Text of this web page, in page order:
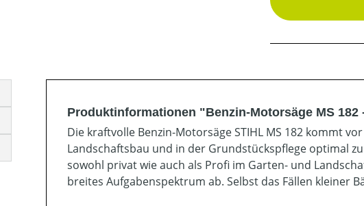
Produktinformationen "Benzin-Motorsäge MS 182
Die kraftvolle Benzin-Motorsäge STIHL MS 182 kommt
Landschaftsbau und in der Grundstückspflege optimal
sowohl privat wie auch als Profi im Garten- und
breites Aufgabenspektrum ab. Selbst das Fällen kleiner